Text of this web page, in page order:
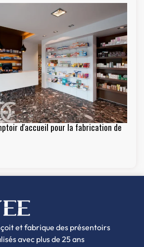
d'accueil pour la fabrication de
et fabrique des présentoirs
avec plus de 25 ans